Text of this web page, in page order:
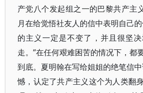
产党八个发起组之一的巴黎共产主
月在给觉悟社友人的信中表明自己
的主义一定是不变了，并且很坚
走。”在任何艰难困苦的情况下，都
到底。夏明翰在写给姐姐的绝笔信
憾，认定了共产主义这个为人类翻